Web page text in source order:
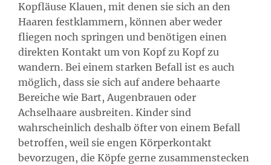
Kopfläuse Klauen, mit denen sie sich an den
Haaren festklammern, können aber weder
fliegen noch springen und benötigen einen
direkten Kontakt um von Kopf zu Kopf zu
wandern. Bei einem starken Befall ist es auch
möglich, dass sie sich auf andere behaarte
Bereiche wie Bart, Augenbrauen oder
Achselhaare ausbreiten. Kinder sind
wahrscheinlich deshalb öfter von einem Befall
betroffen, weil sie engen Körperkontakt
bevorzugen, die Köpfe gerne zusammenstecken